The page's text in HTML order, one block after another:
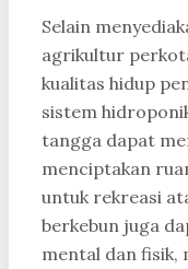
Selain
agrikultur
kualitas hidup
sistem
tangga dapat
menciptakan
untuk rekreasi
berkebun juga
mental dan fisik,